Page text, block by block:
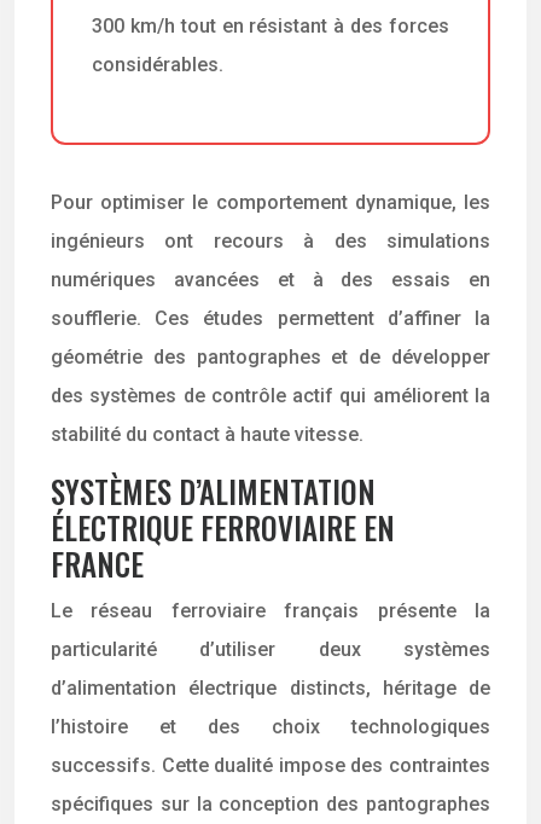
300 km/h tout en résistant à des forces
considérables.
Pour optimiser le comportement dynamique, les
ingénieurs ont recours à des simulations
numériques avancées et à des essais en
soufflerie. Ces études permettent d’affiner la
géométrie des pantographes et de développer
des systèmes de contrôle actif qui améliorent la
stabilité du contact à haute vitesse.
SYSTÈMES D’ALIMENTATION
ÉLECTRIQUE FERROVIAIRE EN
FRANCE
Le réseau ferroviaire français présente la
particularité d’utiliser deux systèmes
d’alimentation électrique distincts, héritage de
l’histoire et des choix technologiques
successifs. Cette dualité impose des contraintes
spécifiques sur la conception des pantographes